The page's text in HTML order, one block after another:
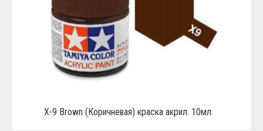
Х-9 Brown (Коричневая) краска акрил. 10мл.